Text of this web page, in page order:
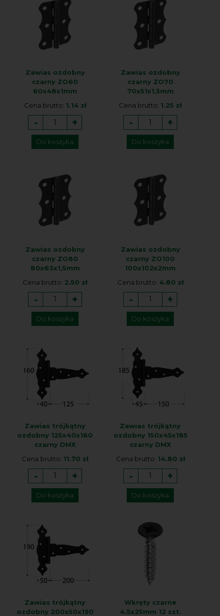
Zawias ozdobny
czarny ZO60
60x48x1mm
Cena brutto: 1.14 zł
- +
Do koszyka
Zawias ozdobny
czarny ZO70
70x51x1,5mm
Cena brutto: 1.25 zł
- +
Do koszyka
Zawias ozdobny
czarny ZO80
80x63x1,5mm
Cena brutto: 2.50 zł
- +
Do koszyka
Zawias ozdobny
czarny ZO100
100x102x2mm
Cena brutto: 4.80 zł
- +
Do koszyka
Zawias trójkątny
ozdobny 125x40x160
czarny DMX
Cena brutto: 11.70 zł
- +
Do koszyka
Zawias trójkątny
ozdobny 150x45x185
czarny DMX
Cena brutto: 14.80 zł
- +
Do koszyka
Zawias trójkątny
ozdobny 200x50x190
Wkręty czarne
4.5x25mm 12 szt.